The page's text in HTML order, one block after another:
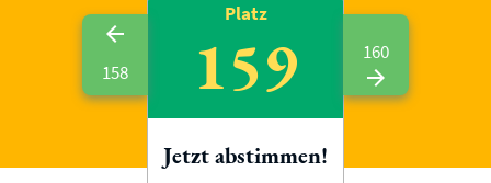
158
Platz
159
Jetzt abstimmen!
160